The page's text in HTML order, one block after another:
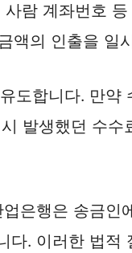
람 계좌번호
액의 인출을 일
도합니다. 만약
발생했던 수수
은행은 송금인
. 이러한 법적